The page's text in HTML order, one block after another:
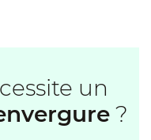
un
?